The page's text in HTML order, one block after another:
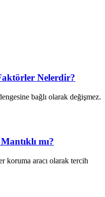
Nelerdir?
bağlı olarak değişmez.
mı?
koruma aracı olarak tercih